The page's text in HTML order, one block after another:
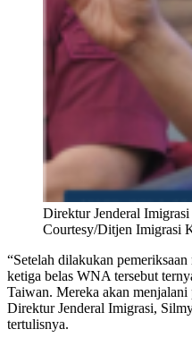
Direktur Jenderal
Courtesy/Ditjen Imigrasi
“Setelah dilakukan
ketiga belas WNA tersebut
Taiwan. Mereka akan
Direktur Jenderal Imigrasi,
tertulisnya.